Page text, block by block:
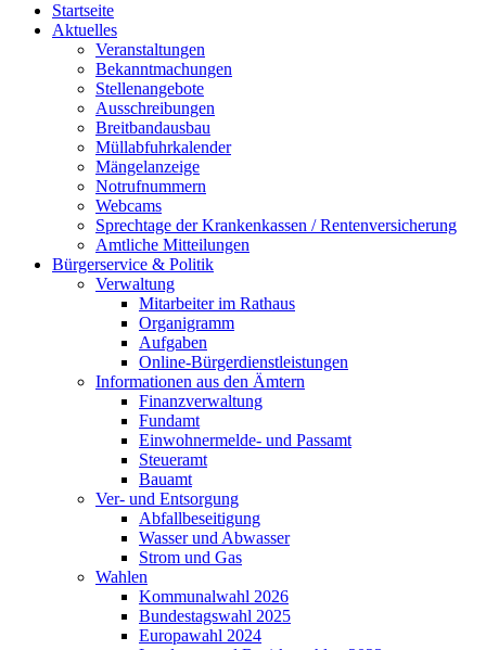
Startseite
Aktuelles
Veranstaltungen
Bekanntmachungen
Stellenangebote
Ausschreibungen
Breitbandausbau
Müllabfuhrkalender
Mängelanzeige
Notrufnummern
Webcams
Sprechtage der Krankenkassen / Rentenversicherung
Amtliche Mitteilungen
Bürgerservice & Politik
Verwaltung
Mitarbeiter im Rathaus
Organigramm
Aufgaben
Online-Bürgerdienstleistungen
Informationen aus den Ämtern
Finanzverwaltung
Fundamt
Einwohnermelde- und Passamt
Steueramt
Bauamt
Ver- und Entsorgung
Abfallbeseitigung
Wasser und Abwasser
Strom und Gas
Wahlen
Kommunalwahl 2026
Bundestagswahl 2025
Europawahl 2024